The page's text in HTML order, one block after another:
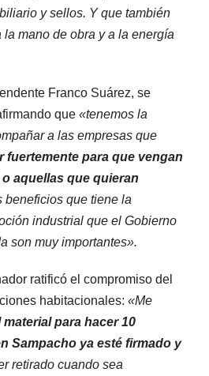
y sellos. Y que también
mano de obra y a la energía
Franco Suárez, se
que «tenemos la
a las empresas que
fuertemente para que vengan
aquellas que quieran
beneficios que tiene la
industrial que el Gobierno
son muy importantes».
ratificó el compromiso del
habitacionales: «Me
material para hacer 10
Sampacho ya esté firmado y
retirado cuando sea